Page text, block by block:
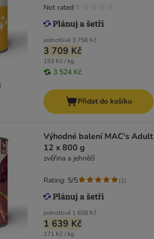
jednotlivě 3 756 Kč
3 709 Kč
193 Kč / kg
3 524 Kč
Not rated
Přidat do košíku
Výhodné balení MAC's Adult
12 x 800 g
zvěřina a jehněčí
jednotlivě 1 658 Kč
1 639 Kč
171 Kč / kg
Rating: 5/5 (1)